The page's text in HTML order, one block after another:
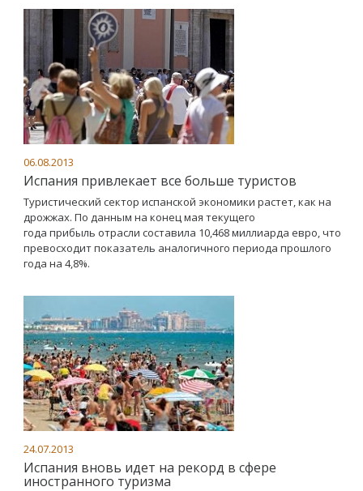
06.08.2013
Испания привлекает все больше туристов
Туристический сектор испанской экономики растет, как на
дрожжах. По данным на конец мая текущего
года прибыль отрасли составила 10,468 миллиарда евро, что
превосходит показатель аналогичного периода прошлого
года на 4,8%.
24.07.2013
Испания вновь идет на рекорд в сфере
иностранного туризма